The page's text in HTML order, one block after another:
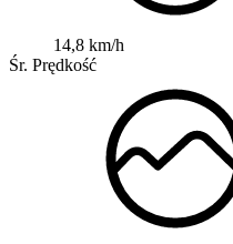
14,8 km/h
Śr. Prędkość